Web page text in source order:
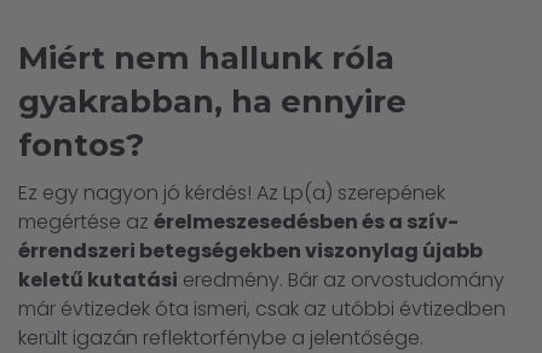
Miért nem hallunk róla
gyakrabban, ha ennyire
fontos?
Ez egy nagyon jó kérdés! Az Lp(a) szerepének
megértése az érelmeszesedésben és a szív-
érrendszeri betegségekben viszonylag újabb
keletű kutatási eredmény. Bár az orvostudomány
már évtizedek óta ismeri, csak az utóbbi évtizedben
került igazán reflektorfénybe a jelentősége.